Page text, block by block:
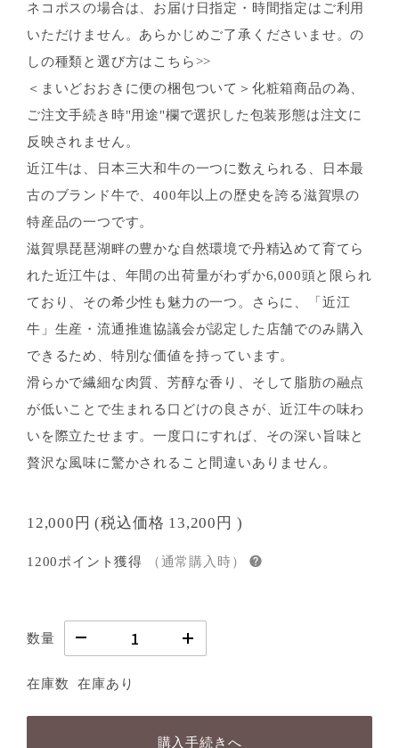
ネコポスの場合は、お届け日指定・時間指定はご利用
いただけません。あらかじめご了承くださいませ。の
しの種類と選び方はこちら>>
＜まいどおおきに便の梱包ついて＞化粧箱商品の為、
ご注文手続き時"用途"欄で選択した包装形態は注文に
反映されません。
近江牛は、日本三大和牛の一つに数えられる、日本最
古のブランド牛で、400年以上の歴史を誇る滋賀県の
特産品の一つです。
滋賀県琵琶湖畔の豊かな自然環境で丹精込めて育てら
れた近江牛は、年間の出荷量がわずか6,000頭と限られ
ており、その希少性も魅力の一つ。さらに、「近江
牛」生産・流通推進協議会が認定した店舗でのみ購入
できるため、特別な価値を持っています。
滑らかで繊細な肉質、芳醇な香り、そして脂肪の融点
が低いことで生まれる口どけの良さが、近江牛の味わ
いを際立たせます。一度口にすれば、その深い旨味と
贅沢な風味に驚かされること間違いありません。
12,000円 (税込価格 13,200円 )
1200ポイント獲得 （通常購入時）
数量
在庫数 在庫あり
購入手続きへ